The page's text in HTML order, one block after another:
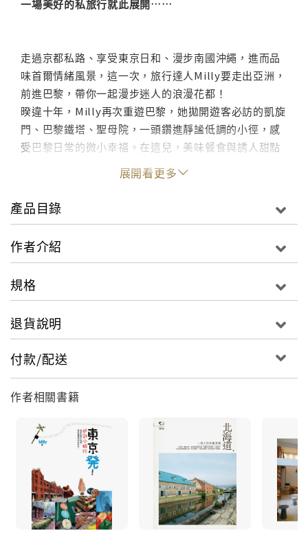
一場美好的私旅行就此展開……
走過京都私路、享受東京日和、漫步南國沖繩，進而品
味首爾情緒風景，這一次，旅行達人Milly要走出亞洲，
前進巴黎，帶你一起漫步迷人的浪漫花都！
暌違十年，Milly再次重遊巴黎，她拋開遊客必訪的凱旋
門、巴黎鐵塔、聖母院，一頭鑽進靜謐低調的小徑，感
受巴黎日常的微小幸福。在這兒，美味餐食與誘人甜點
正向你招手，隱身巷弄裡的咖啡屋不時飄散著誘人的香
氣……Milly以悠閒的步伐，細細品味巴黎每一個最美麗
的私密角落。
巴黎的美好，只有去過的人才知道！跟著Milly重新探索
時尚和生活美學，最幸福的是，帶著甜蜜的心情，走在
展開看更多
產品目錄
作者介紹
規格
退貨說明
付款/配送
作者相關書籍